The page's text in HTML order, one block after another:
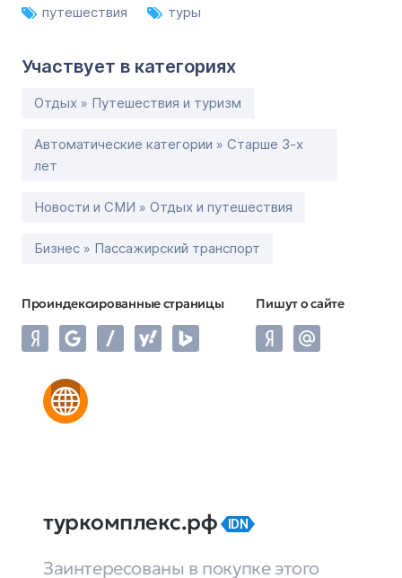
путешествия
туры
Участвует в категориях
Отдых » Путешествия и туризм
Автоматические категории » Старше 3-х
лет
Новости и СМИ » Отдых и путешествия
Бизнес » Пассажирский транспорт
Проиндексированные страницы Пишут о сайте
туркомплекс.рф IDN
Заинтересованы в покупке этого